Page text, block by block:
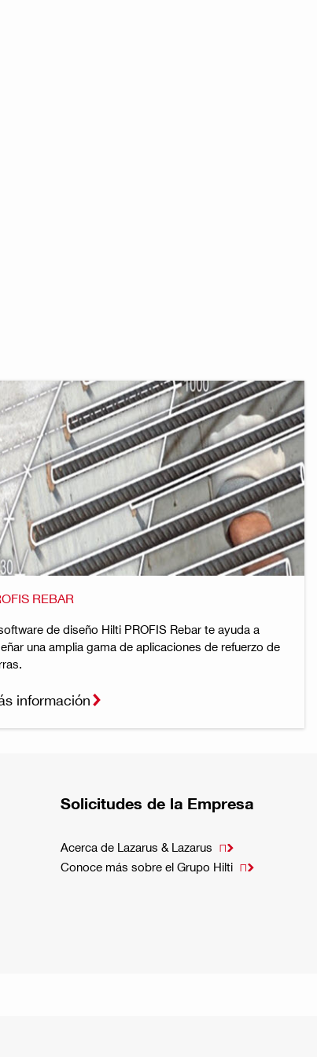
REBAR
de diseño Hilti PROFIS Rebar te ayuda a
una amplia gama de aplicaciones de refuerzo de
información
Solicitudes de la Empresa
Acerca de Lazarus & Lazarus 
Conoce más sobre el Grupo Hilti 